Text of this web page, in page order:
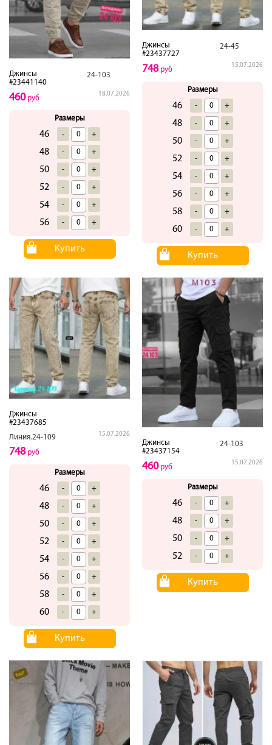
Джинсы
#23441140
24-103
18.07.2026
460руб
Размеры
46 - +
48 - +
50 - +
52 - +
54 - +
56 - +
Купить
Джинсы
#23437727
24-45
15.07.2026
748руб
Размеры
46 - +
48 - +
50 - +
52 - +
54 - +
56 - +
58 - +
60 - +
Купить
Джинсы
#23437685
Линия.24-109
15.07.2026
748руб
Размеры
46 - +
48 - +
50 - +
52 - +
54 - +
56 - +
58 - +
60 - +
Купить
Джинсы
#23437154
24-103
15.07.2026
460руб
Размеры
46 - +
48 - +
50 - +
52 - +
Купить